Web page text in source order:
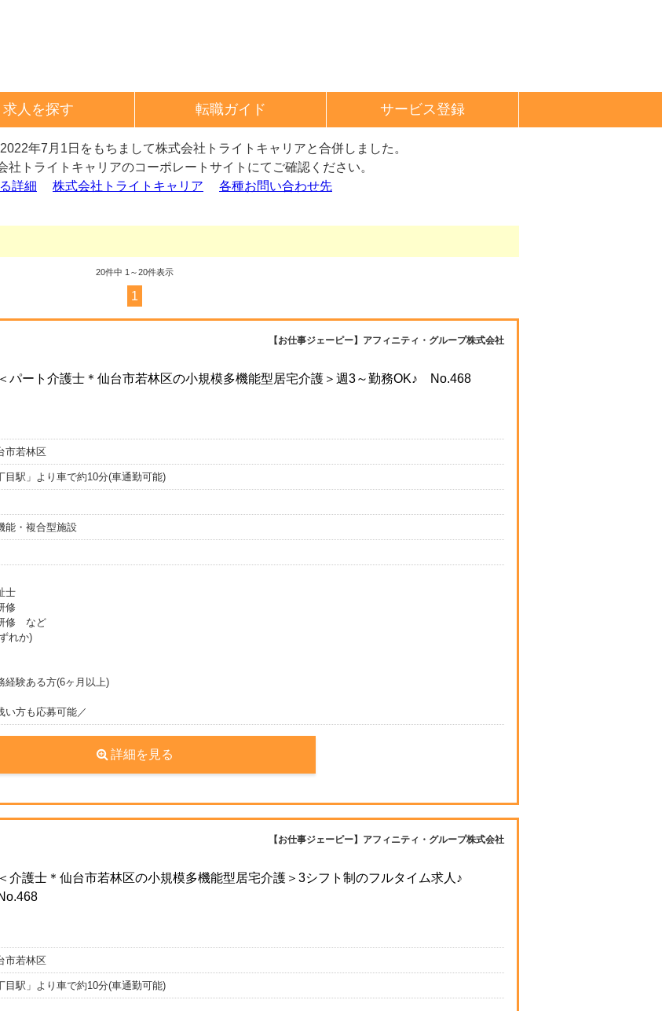
求人を探す 転職ガイド サービス登録
年7月1日をもちまして株式会社トライトキャリアと合併しました。
社トライトキャリアのコーポレートサイトにてご確認ください。
詳細
株式会社トライトキャリア 各種お問い合わせ先
20件中 1～20件表示
1
【お仕事ジェーピー】アフィニティ・グループ株式会社
＜パート介護士＊仙台市若林区の小規模多機能型居宅介護＞週3～勤務OK♪ No.468
市若林区
目駅」より車で約10分(車通勤可能)
能・複合型施設
士
修
修 など
れか)
経験ある方(6ヶ月以上)
い方も応募可能／
詳細を見る
【お仕事ジェーピー】アフィニティ・グループ株式会社
＜介護士＊仙台市若林区の小規模多機能型居宅介護＞3シフト制のフルタイム求人♪
市若林区
目駅」より車で約10分(車通勤可能)